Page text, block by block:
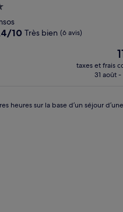
10 Très bien (6 avis)
taxes et frais
31 août -
heures sur la base d’un séjour